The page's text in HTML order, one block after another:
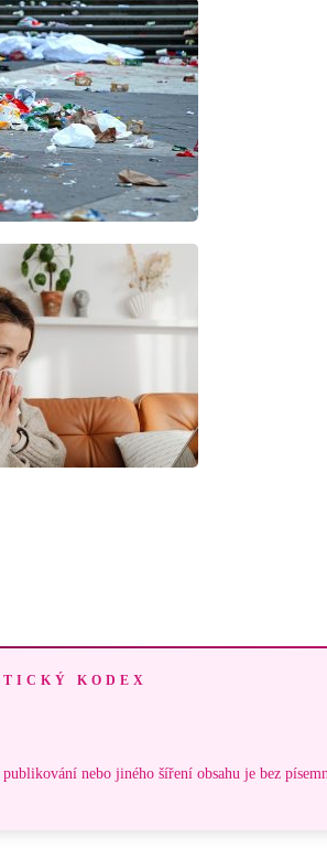
KODEX
nebo jiného šíření obsahu je bez